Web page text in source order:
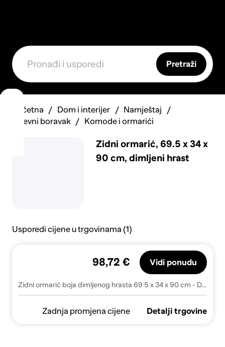
Pretraži
Početna Dom i interijer
Namještaj
Dnevni boravak
Komode i ormarići
Zidni ormarić, 69.5 x 34 x
90 cm, dimljeni hrast
Usporedi cijene u trgovinama (1)
Zidni ormarić boja dimljenog hrasta 69 5 x 34 x 90 cm - Dimljeni hrast 1
98,72 € Vidi ponudu
Zadnja promjena cijene Detalji trgovine